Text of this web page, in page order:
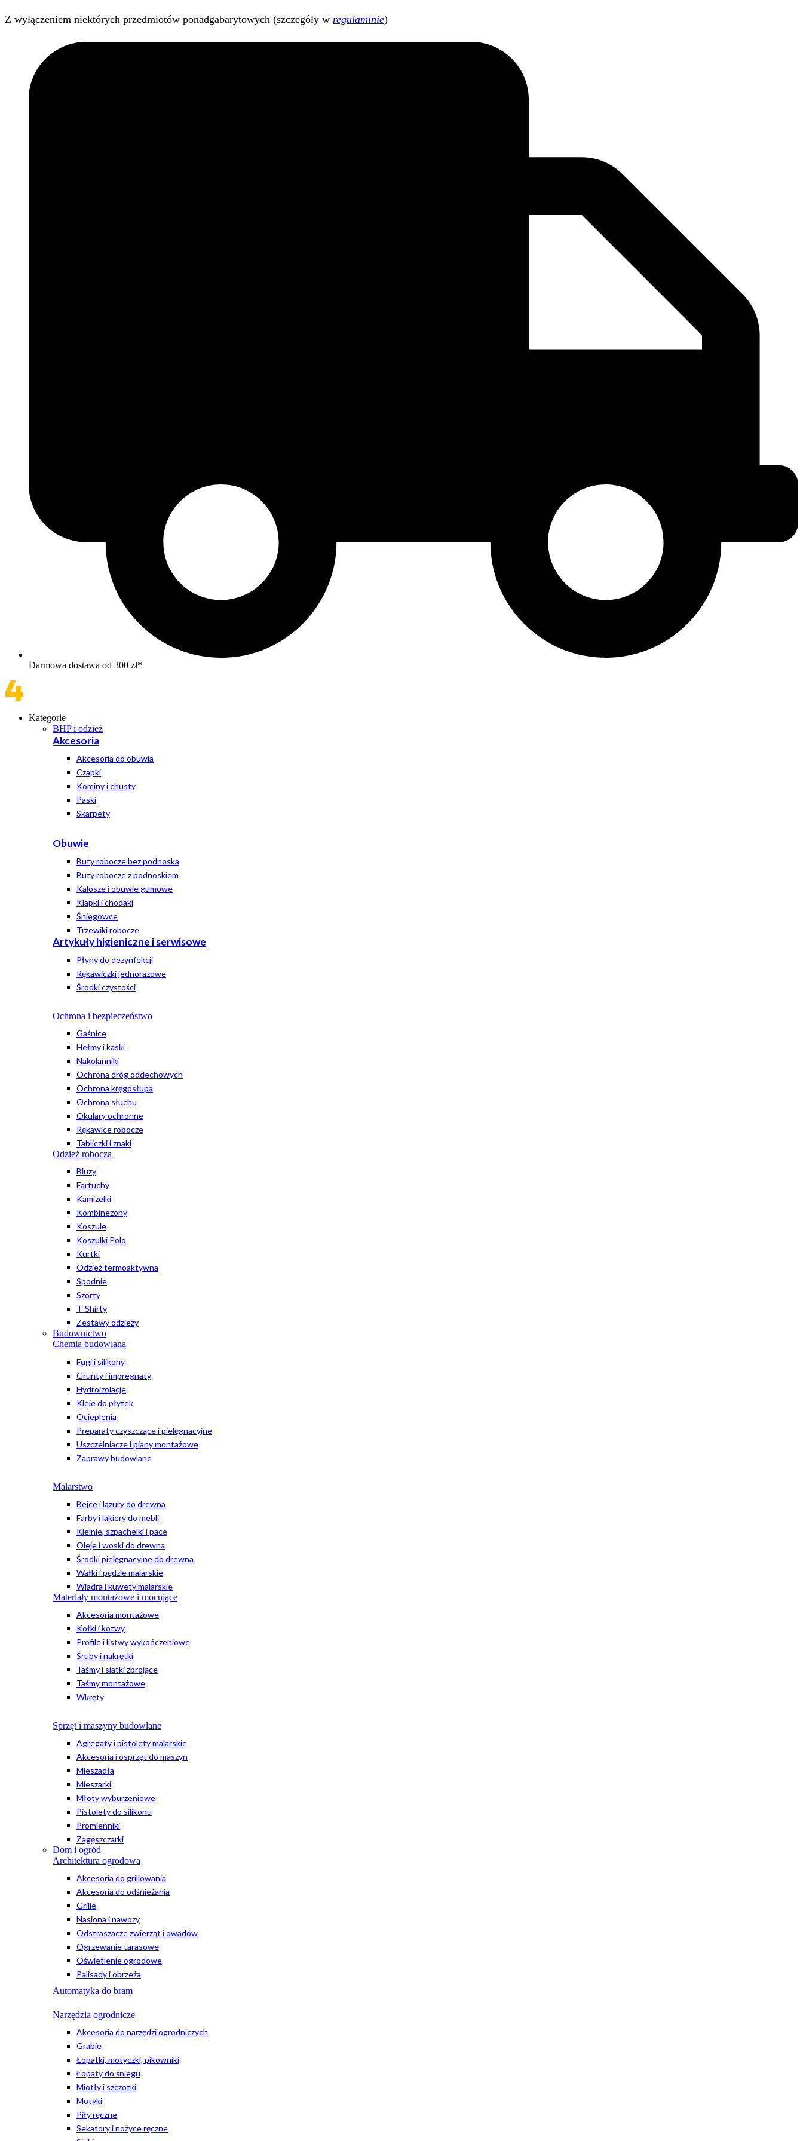
Z wyłączeniem niektórych przedmiotów ponadgabarytowych (szczegóły w regulaminie)
Darmowa dostawa od 300 zł*
Kategorie
BHP i odzież
Akcesoria
Akcesoria do obuwia
Czapki
Kominy i chusty
Paski
Skarpety
Obuwie
Buty robocze bez podnoska
Buty robocze z podnoskiem
Kalosze i obuwie gumowe
Klapki i chodaki
Śniegowce
Trzewiki robocze
Artykuły higieniczne i serwisowe
Płyny do dezynfekcji
Rękawiczki jednorazowe
Środki czystości
Ochrona i bezpieczeństwo
Gaśnice
Hełmy i kaski
Nakolanniki
Ochrona dróg oddechowych
Ochrona kręgosłupa
Ochrona słuchu
Okulary ochronne
Rękawice robocze
Tabliczki i znaki
Odzież robocza
Bluzy
Fartuchy
Kamizelki
Kombinezony
Koszule
Koszulki Polo
Kurtki
Odzież termoaktywna
Spodnie
Szorty
T-Shirty
Zestawy odzieży
Budownictwo
Chemia budowlana
Fugi i silikony
Grunty i impregnaty
Hydroizolacje
Kleje do płytek
Ocieplenia
Preparaty czyszczące i pielęgnacyjne
Uszczelniacze i piany montażowe
Zaprawy budowlane
Malarstwo
Bejce i lazury do drewna
Farby i lakiery do mebli
Kielnie, szpachelki i pace
Oleje i woski do drewna
Środki pielęgnacyjne do drewna
Wałki i pędzle malarskie
Wiadra i kuwety malarskie
Materiały montażowe i mocujące
Akcesoria montażowe
Kołki i kotwy
Profile i listwy wykończeniowe
Śruby i nakrętki
Taśmy i siatki zbrojące
Taśmy montażowe
Wkręty
Sprzęt i maszyny budowlane
Agregaty i pistolety malarskie
Akcesoria i osprzęt do maszyn
Mieszadła
Mieszarki
Młoty wyburzeniowe
Pistolety do silikonu
Promienniki
Zagęszczarki
Dom i ogród
Architektura ogrodowa
Akcesoria do grillowania
Akcesoria do odśnieżania
Grille
Nasiona i nawozy
Odstraszacze zwierząt i owadów
Ogrzewanie tarasowe
Oświetlenie ogrodowe
Palisady i obrzeża
Automatyka do bram
Narzędzia ogrodnicze
Akcesoria do narzędzi ogrodniczych
Grabie
Łopatki, motyczki, pikowniki
Łopaty do śniegu
Miotły i szczotki
Motyki
Piły ręczne
Sekatory i nożyce ręczne